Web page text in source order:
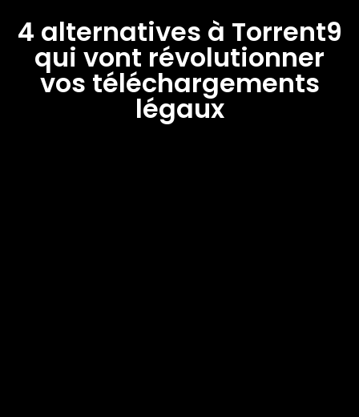
4 alternatives à Torrent9
qui vont révolutionner
vos téléchargements
légaux